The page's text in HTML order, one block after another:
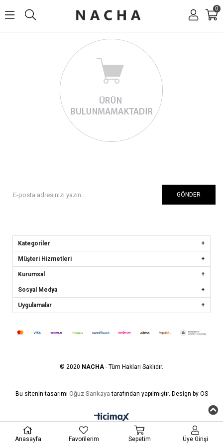
0
GÖNDER
Kategoriler
Müşteri Hizmetleri
Kurumsal
Sosyal Medya
Uygulamalar
© 2020 NACHA - Tüm Hakları Saklıdır.
Bu sitenin tasarımı Oğuz Sarıkaya tarafından yapılmıştır. Design by OS
Anasayfa Favorilerim Sepetim Üye Girişi